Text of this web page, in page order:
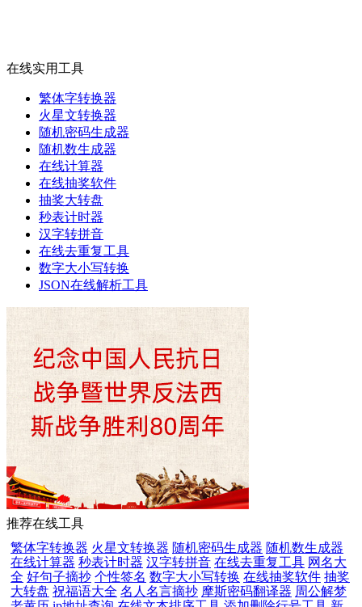
在线实用工具
繁体字转换器
火星文转换器
随机密码生成器
随机数生成器
在线计算器
在线抽奖软件
抽奖大转盘
秒表计时器
汉字转拼音
在线去重复工具
数字大小写转换
JSON在线解析工具
推荐在线工具
繁体字转换器 火星文转换器 随机密码生成器 随机数生成器
在线计算器 秒表计时器 汉字转拼音 在线去重复工具 网名大
全 好句子摘抄 个性签名 数字大小写转换 在线抽奖软件 抽奖
大转盘 祝福语大全 名人名言摘抄 摩斯密码翻译器 周公解梦